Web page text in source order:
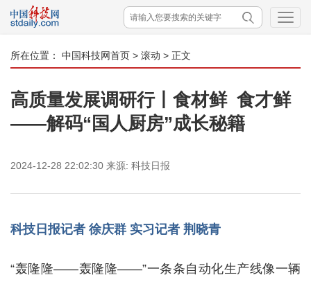
所在位置： 中国科技网首页 > 滚动 > 正文
高质量发展调研行丨食材鲜 食才鲜
——解码“国人厨房”成长秘籍
2024-12-28 22:02:30 来源: 科技日报
科技日报记者 徐庆群 实习记者 荆晓青
“轰隆隆——轰隆隆——”一条条自动化生产线像一辆